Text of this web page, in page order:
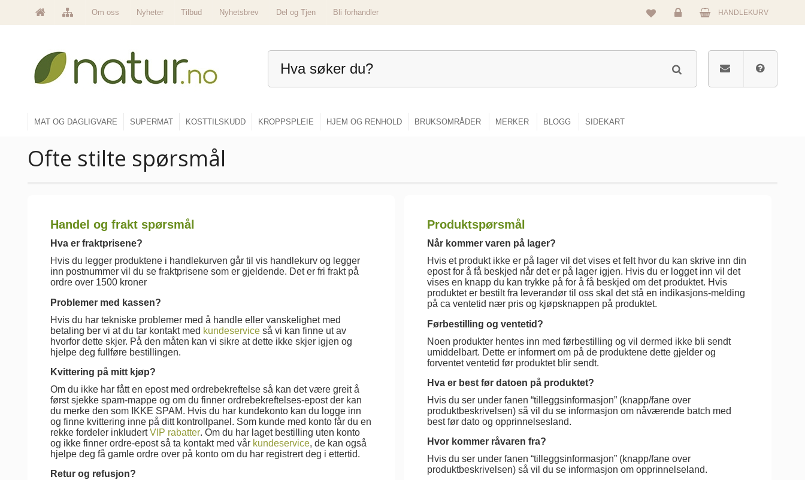
Om oss Nyheter Tilbud Nyhetsbrev Del og Tjen
Bli forhandler
Logg
HANDLEKURV
MAT OG DAGLIGVARE SUPERMAT KOSTTILSKUDD KROPPSPLEIE HJEM OG RENHOLD BRUKSOMRÅDER MERKER BLOGG SIDEKART
Ofte stilte spørsmål
Handel og frakt spørsmål
Hva er fraktprisene?
Hvis du legger produktene i handlekurven går til vis handlekurv og legger
inn postnummer vil du se fraktprisene som er gjeldende. Det er fri frakt på
ordre over 1500 kroner
Problemer med kassen?
Hvis du har tekniske problemer med å handle eller vanskelighet med
betaling ber vi at du tar kontakt med kundeserviceså vi kan finne ut av
hvorfor dette skjer. På den måten kan vi sikre at dette ikke skjer igjen og
hjelpe deg fullføre bestillingen.
Kvittering på mitt kjøp?
Om du ikke har fått en epost med ordrebekreftelse så kan det være greit å
først sjekke spam-mappe og om du finner ordrebekreftelses-epost der kan
du merke den som IKKE SPAM. Hvis du har kundekonto kan du logge inn
og finne kvittering inne på ditt kontrollpanel. Som kunde med konto får du en
rekke fordeler inkludertVIP rabatter. Om du har laget bestilling uten konto
og ikke finner ordre-epost så ta kontakt med vår kundeservice, de kan også
hjelpe deg få gamle ordre over på konto om du har registrert deg i ettertid.
Retur og refusjon?
Produktspørsmål
Når kommer varen på lager?
Hvis et produkt ikke er på lager vil det vises et felt hvor du kan skrive inn din
epost for å få beskjed når det er på lager igjen. Hvis du er logget inn vil det
vises en knapp du kan trykke på for å få beskjed om det produktet. Hvis
produktet er bestilt fra leverandør til oss skal det stå en indikasjons-melding
på ca ventetid nær pris og kjøpsknappen på produktet.
Førbestilling og ventetid?
Noen produkter hentes inn med førbestilling og vil dermed ikke bli sendt
umiddelbart. Dette er informert om på de produktene dette gjelder og
forventet ventetid før produktet blir sendt.
Hva er best før datoen på produktet?
Hvis du ser under fanen “tilleggsinformasjon” (knapp/fane over
produktbeskrivelsen) så vil du se informasjon om nåværende batch med
best før dato og opprinnelsesland.
Hvor kommer råvaren fra?
Hvis du ser under fanen “tilleggsinformasjon” (knapp/fane over
produktbeskrivelsen) så vil du se informasjon om opprinnelseland.